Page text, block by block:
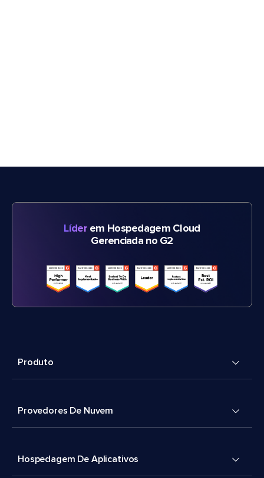
Líderem Hospedagem Cloud
Gerenciada no G2
Produto
Provedores De Nuvem
Hospedagem De Aplicativos